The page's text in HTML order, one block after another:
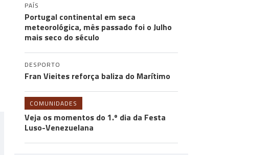
PAÍS
Portugal continental em seca
meteorológica, mês passado foi o Julho
mais seco do século
DESPORTO
Fran Vieites reforça baliza do Marítimo
COMUNIDADES
Veja os momentos do 1.º dia da Festa
Luso-Venezuelana